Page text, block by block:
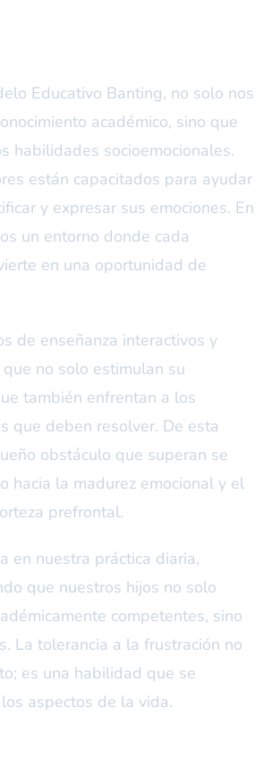
Educativo Banting, no solo nos
académico, sino que
habilidades socioemocionales.
están capacitados para ayudar
y expresar sus emociones. En
un entorno donde cada
en una oportunidad de
de enseñanza interactivos y
no solo estimulan su
también enfrentan a los
que deben resolver. De esta
obstáculo que superan se
hacia la madurez emocional y el
prefrontal.
en nuestra práctica diaria,
que nuestros hijos no solo
competentes, sino
La tolerancia a la frustración no
es una habilidad que se
aspectos de la vida.